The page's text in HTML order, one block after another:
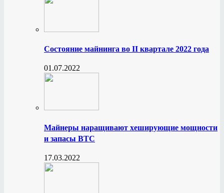
Состояние майнинга во II квартале 2022 года
01.07.2022
Майнеры наращивают хеширующие мощности
и запасы BTC
17.03.2022